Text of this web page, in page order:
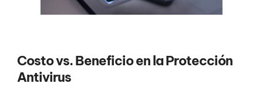
Costo vs. Beneficio en la Protección
Antivirus